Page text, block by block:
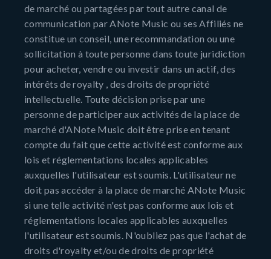
de marché ou partagées par tout autre canal de
communication par ANote Music ou ses Affiliés ne
constitue un conseil, une recommandation ou une
sollicitation à toute personne dans toute juridiction
pour acheter, vendre ou investir dans un actif, des
intérêts de royalty , des droits de propriété
intellectuelle. Toute décision prise par une
personne de participer aux activités de la place de
marché d'ANote Music doit être prise en tenant
compte du fait que cette activité est conforme aux
lois et réglementations locales applicables
auxquelles l'utilisateur est soumis. L'utilisateur ne
doit pas accéder à la place de marché ANote Music
si une telle activité n'est pas conforme aux lois et
réglementations locales applicables auxquelles
l'utilisateur est soumis. N'oubliez pas que l'achat de
droits d'royalty et/ou de droits de propriété